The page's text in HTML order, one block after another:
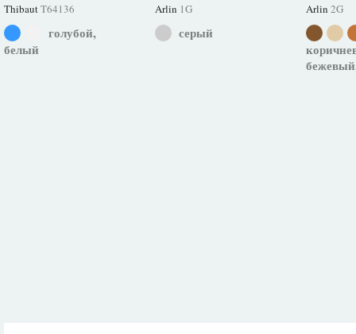
ThibautT64136
голубой,
белый
Arlin 1G
серый
Arlin 2G